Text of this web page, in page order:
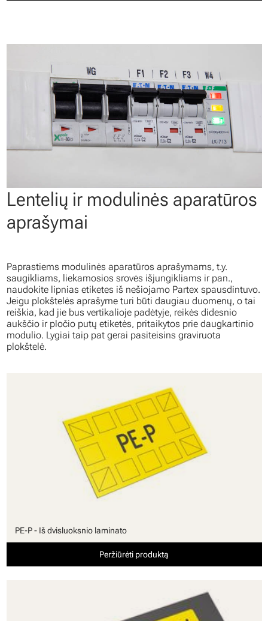
Lentelių ir modulinės aparatūros
aprašymai
Paprastiems modulinės aparatūros aprašymams, t.y.
saugikliams, liekamosios srovės išjungikliams ir pan.,
naudokite lipnias etiketes iš nešiojamo Partex spausdintuvo.
Jeigu plokštelės aprašyme turi būti daugiau duomenų, o tai
reiškia, kad jie bus vertikalioje padėtyje, reikės didesnio
aukščio ir pločio putų etiketės, pritaikytos prie daugkartinio
modulio. Lygiai taip pat gerai pasiteisins graviruota
plokštelė.
PE-P - Iš dvisluoksnio laminato
Peržiūrėti produktą